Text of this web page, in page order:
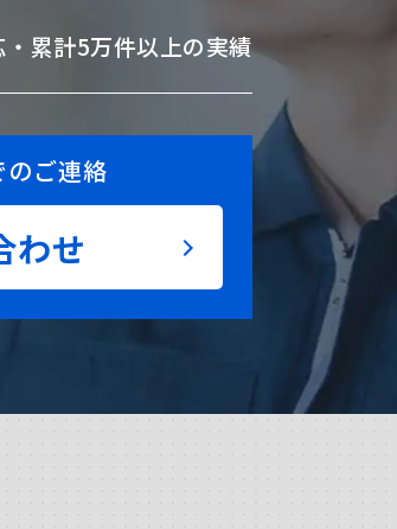
累計5万件以上の実績
のご連絡
わせ